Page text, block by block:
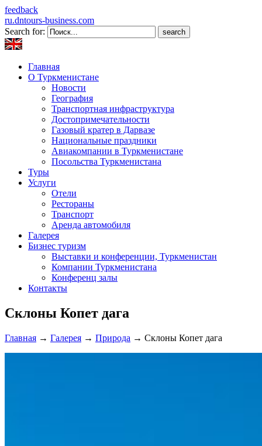
feedback
ru.dntours-business.com
Search for:
Главная
О Туркменистане
Новости
География
Транспортная инфраструктура
Достопримечательности
Газовый кратер в Дарвазе
Национальные праздники
Авиакомпании в Туркменистане
Посольства Туркменистана
Туры
Услуги
Отели
Рестораны
Транспорт
Аренда автомобиля
Галерея
Бизнес туризм
Выставки и конференции, Туркменистан
Компании Туркменистана
Конференц залы
Контакты
Склоны Копет дага
Главная → Галерея → Природа → Склоны Копет дага